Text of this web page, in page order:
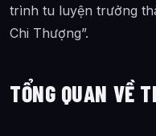
trình tu luyện trưởng
Chi Thượng”.
TỔNG QUAN VỀ